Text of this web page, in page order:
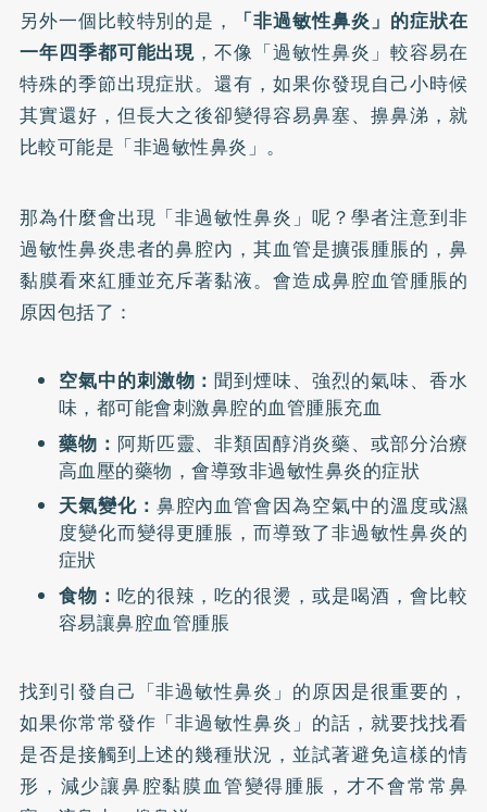
另外一個比較特別的是，
「非過敏性鼻炎」的症狀在
一年四季都可能出現 ，不像「過敏性鼻炎」較容易在
特殊的季節出現症狀。還有，如果你發現自己小時候
其實還好，但長大之後卻變得容易鼻塞、擤鼻涕，就
比較可能是「非過敏性鼻炎」。
那為什麼會出現「非過敏性鼻炎」呢？學者注意到非
過敏性鼻炎患者的鼻腔內，其血管是擴張腫脹的，鼻
黏膜看來紅腫並充斥著黏液。會造成鼻腔血管腫脹的
原因包括了：
空氣中的刺激物：聞到煙味、強烈的氣味、香水
味，都可能會刺激鼻腔的血管腫脹充血
藥物： 阿斯匹靈、非類固醇消炎藥、或部分治療
高血壓的藥物，會導致非過敏性鼻炎的症狀
天氣變化： 鼻腔內血管會因為空氣中的溫度或濕
度變化而變得更腫脹，而導致了非過敏性鼻炎的
症狀
食物： 吃的很辣，吃的很燙，或是喝酒，會比較
容易讓鼻腔血管腫脹
找到引發自己「非過敏性鼻炎」的原因是很重要的，
如果你常常發作「非過敏性鼻炎」的話，就要找找看
是否是接觸到上述的幾種狀況，並試著避免這樣的情
形，減少讓鼻腔黏膜血管變得腫脹，才不會常常鼻